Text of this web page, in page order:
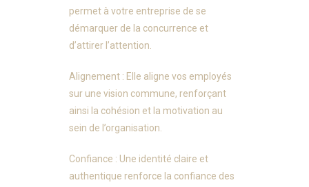
permet à votre entreprise de se
démarquer de la concurrence et
d’attirer l’attention.
Alignement : Elle aligne vos employés
sur une vision commune, renforçant
ainsi la cohésion et la motivation au
sein de l’organisation.
Confiance : Une identité claire et
authentique renforce la confiance des